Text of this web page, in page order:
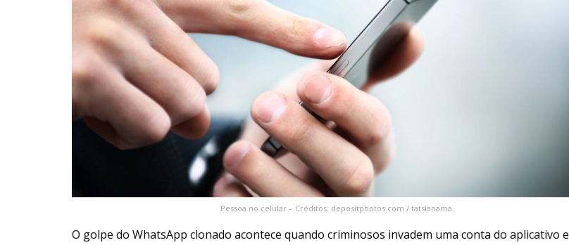
Pessoa no celular – Créditos: depositphotos.com / tatsianama
O golpe do WhatsApp clonado acontece quando criminosos invadem uma conta do aplicativo e